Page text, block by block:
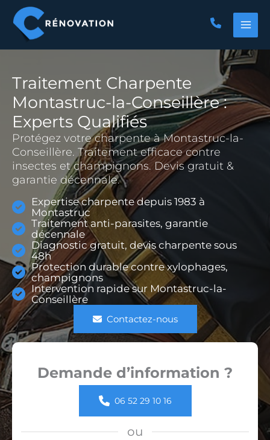
contenu
Traitement Charpente
Montastruc-la-Conseillère :
Experts Qualifiés
Protégez votre charpente à Montastruc-la-
Conseillère. Traitement efficace contre
insectes et champignons. Devis gratuit &
garantie décennale.
Expertise charpente depuis 1983 à
Montastruc
Traitement anti-parasites, garantie
décennale
Diagnostic gratuit, devis charpente sous
48h
Protection durable contre xylophages,
champignons
Intervention rapide sur Montastruc-la-
Conseillère
Contactez-nous
Demande d’information ?
06 52 29 10 16
ou